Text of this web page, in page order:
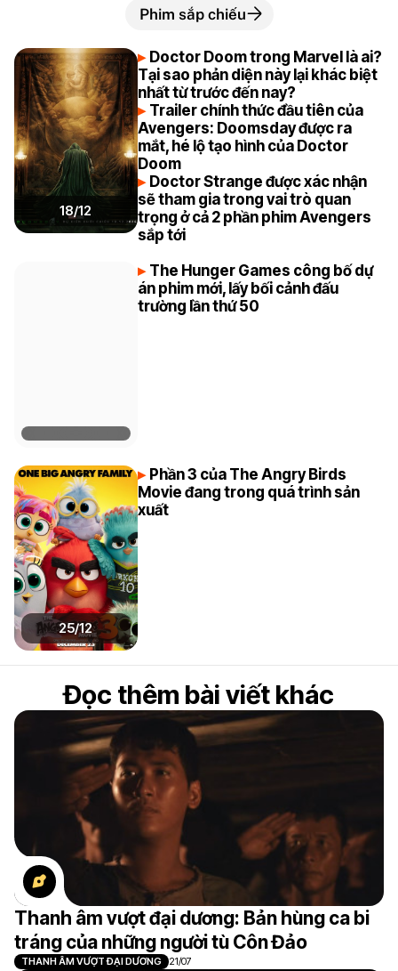
Phim sắp chiếu
18/12
Doctor Doom trong Marvel là ai?
Tại sao phản diện này lại khác biệt
nhất từ trước đến nay?
Trailer chính thức đầu tiên của
Avengers: Doomsday được ra
mắt, hé lộ tạo hình của Doctor
Doom
Doctor Strange được xác nhận
sẽ tham gia trong vai trò quan
trọng ở cả 2 phần phim Avengers
sắp tới
The Hunger Games công bố dự
án phim mới, lấy bối cảnh đấu
trường lần thứ 50
25/12
Phần 3 của The Angry Birds
Movie đang trong quá trình sản
xuất
Đọc thêm bài viết khác
Thanh âm vượt đại dương: Bản hùng ca bi
tráng của những người tù Côn Đảo
THANH ÂM VƯỢT ĐẠI DƯƠNG 21/07